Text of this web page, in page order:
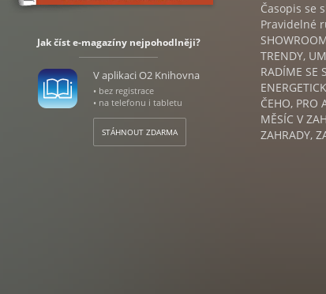
Jak číst e-magazíny nejpohodlněji?
V aplikaci O2 Knihovna
• bez registrace
• na telefonu i tabletu
STÁHNOUT ZDARMA
Časopis se
Pravidelné
TRENDY,
RADÍME SE
ČEHO, PRO
MĚSÍC V
ZAHRADY,